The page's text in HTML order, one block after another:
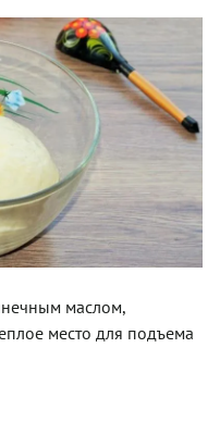
маслом,
место для подъема